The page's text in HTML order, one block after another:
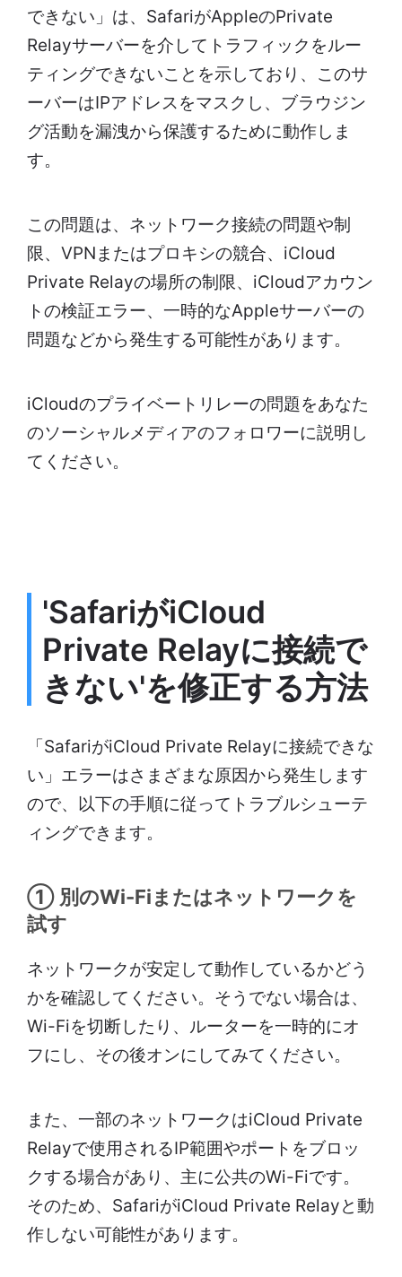
できない」は、SafariがAppleのPrivate
Relayサーバーを介してトラフィックをルー
ティングできないことを示しており、このサ
ーバーはIPアドレスをマスクし、ブラウジン
グ活動を漏洩から保護するために動作しま
す。
この問題は、ネットワーク接続の問題や制
限、VPNまたはプロキシの競合、iCloud
Private Relayの場所の制限、iCloudアカウン
トの検証エラー、一時的なAppleサーバーの
問題などから発生する可能性があります。
iCloudのプライベートリレーの問題をあなた
のソーシャルメディアのフォロワーに説明し
てください。
'SafariがiCloud
Private Relayに接続で
きない'を修正する方法
「SafariがiCloud Private Relayに接続できな
い」エラーはさまざまな原因から発生します
ので、以下の手順に従ってトラブルシューテ
ィングできます。
① 別のWi-Fiまたはネットワークを
試す
ネットワークが安定して動作しているかどう
かを確認してください。そうでない場合は、
Wi-Fiを切断したり、ルーターを一時的にオ
フにし、その後オンにしてみてください。
また、一部のネットワークはiCloud Private
Relayで使用されるIP範囲やポートをブロッ
クする場合があり、主に公共のWi-Fiです。
そのため、SafariがiCloud Private Relayと動
作しない可能性があります。